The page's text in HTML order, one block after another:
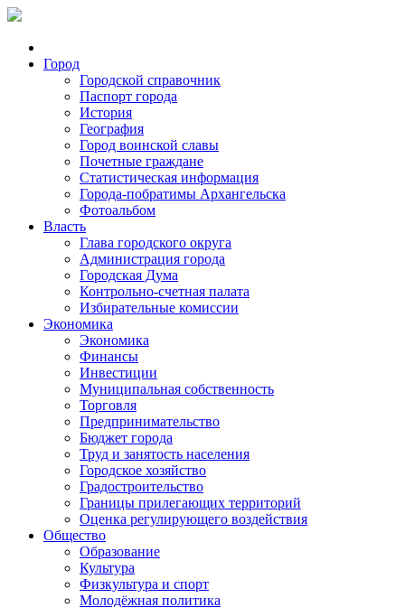
Город
Городской справочник
Паспорт города
История
География
Город воинской славы
Почетные граждане
Статистическая информация
Города-побратимы Архангельска
Фотоальбом
Власть
Глава городского округа
Администрация города
Городская Дума
Контрольно-счетная палата
Избирательные комиссии
Экономика
Экономика
Финансы
Инвестиции
Муниципальная собственность
Торговля
Предпринимательство
Бюджет города
Труд и занятость населения
Городское хозяйство
Градостроительство
Границы прилегающих территорий
Оценка регулирующего воздействия
Общество
Образование
Культура
Физкультура и спорт
Молодёжная политика